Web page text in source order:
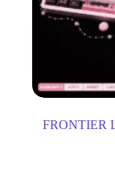
FRONTIER